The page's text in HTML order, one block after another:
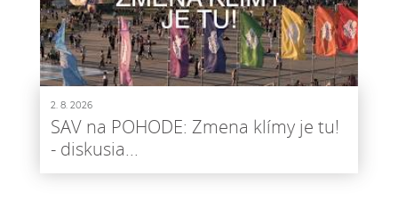
2. 8. 2026
SAV na POHODE: Zmena klímy je tu!
- diskusia...